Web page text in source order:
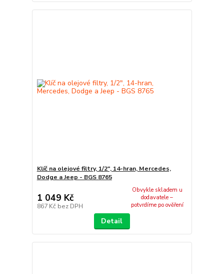
Klíč na olejové filtry, 1/2", 14-hran, Mercedes,
Dodge a Jeep - BGS 8765
1 049 Kč
867 Kč bez DPH
Obvykle skladem u
dodavatele –
potvrdíme po ověření
Detail